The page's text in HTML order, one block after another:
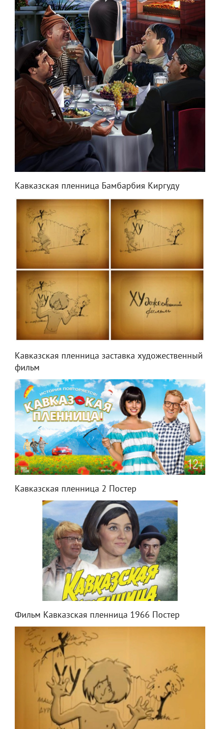
Кавказская пленница Бамбарбия Киргуду
Кавказская пленница заставка художественный
фильм
Кавказская пленница 2 Постер
Фильм Кавказская пленница 1966 Постер